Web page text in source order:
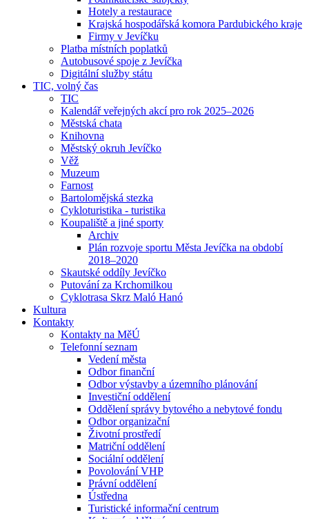
Hotely a restaurace
Krajská hospodářská komora Pardubického kraje
Firmy v Jevíčku
Platba místních poplatků
Autobusové spoje z Jevíčka
Digitální služby státu
TIC, volný čas
TIC
Kalendář veřejných akcí pro rok 2025–2026
Městská chata
Knihovna
Městský okruh Jevíčko
Věž
Muzeum
Farnost
Bartolomějská stezka
Cykloturistika - turistika
Koupaliště a jiné sporty
Archiv
Plán rozvoje sportu Města Jevíčka na období
2018–2020
Skautské oddíly Jevíčko
Putování za Krchomilkou
Cyklotrasa Skrz Maló Hanó
Kultura
Kontakty
Kontakty na MěÚ
Telefonní seznam
Vedení města
Odbor finanční
Odbor výstavby a územního plánování
Investiční oddělení
Oddělení správy bytového a nebytové fondu
Odbor organizační
Životní prostředí
Matriční oddělení
Sociální oddělení
Povolování VHP
Právní oddělení
Ústředna
Turistické informační centrum